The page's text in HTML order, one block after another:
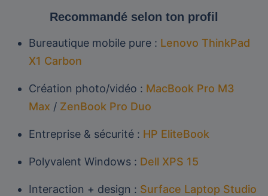
Recommandé selon ton profil
Bureautique mobile pure : Lenovo ThinkPad
X1 Carbon
Création photo/vidéo : MacBook Pro M3
Max / ZenBook Pro Duo
Entreprise & sécurité : HP EliteBook
Polyvalent Windows : Dell XPS 15
Interaction + design : Surface Laptop Studio